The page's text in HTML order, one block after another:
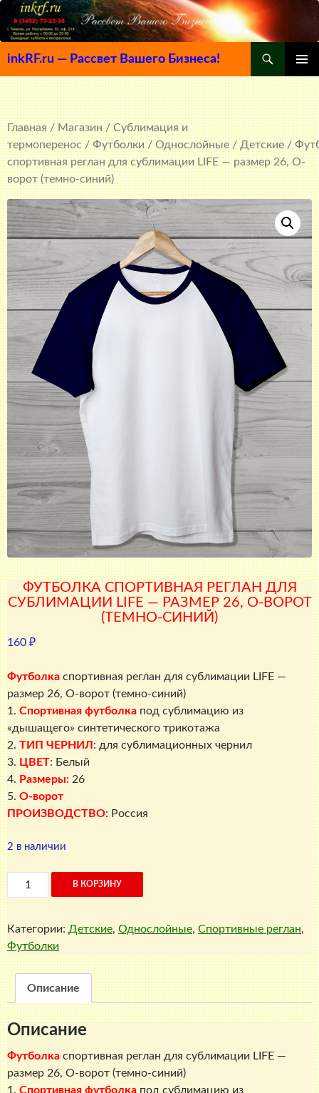
inkRF.ru — Рассвет Вашего Бизнеса!
МЕНЮ
К
СОДЕРЖИМОМУ
Главная/Магазин/Сублимация и
термоперенос/Футболки/Однослойные/Детские/
спортивная реглан для сублимации LIFE — размер 26, О-
ворот (темно-синий)
ФУТБОЛКА СПОРТИВНАЯ РЕГЛАН ДЛЯ
СУБЛИМАЦИИ LIFE — РАЗМЕР 26, О-ВОРОТ
(ТЕМНО-СИНИЙ)
160 ₽
Футболка спортивная реглан для сублимации LIFE —
размер 26, О-ворот (темно-синий)
1. Спортивная футболка под сублимацию из
«дышащего» синтетического трикотажа
2. ТИП ЧЕРНИЛ : для сублимационных чернил
3. ЦВЕТ: Белый
4. Размеры: 26
5. О-ворот
ПРОИЗВОДСТВО: Россия
2 в наличии
Количество
товара
Футболка
спортивная
реглан
для
сублимации
LIFE
-
размер
26,
О-
ворот
В КОРЗИНУ
Категории: Детские, Однослойные, Спортивные реглан,
Футболки
Описание
Описание
Футболка спортивная реглан для сублимации LIFE —
размер 26, О-ворот (темно-синий)
1. Спортивная футболка под сублимацию из